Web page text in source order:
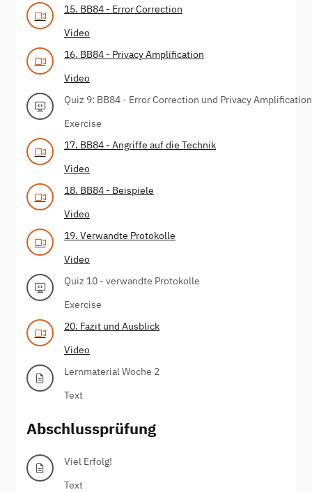
15. BB84 - Error Correction
Video
16. BB84 - Privacy Amplification
Video
Quiz 9: BB84 - Error Correction und Privacy Amplification
Exercise
17. BB84 - Angriffe auf die Technik
Video
18. BB84 - Beispiele
Video
19. Verwandte Protokolle
Video
Quiz 10 - verwandte Protokolle
Exercise
20. Fazit und Ausblick
Video
Lernmaterial Woche 2
Text
Abschlussprüfung
Viel Erfolg!
Text